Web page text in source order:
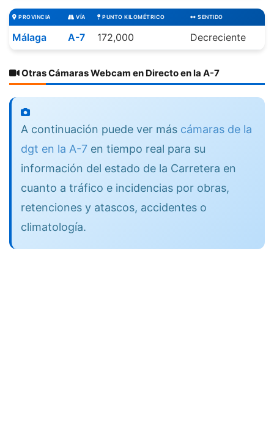
PROVINCIA VÍA PUNTO KILOMÉTRICO SENTIDO
Málaga A-7 172,000 Decreciente
Otras Cámaras Webcam en Directo en la A-7
A continuación puede ver más cámaras de la
dgt en la A-7 en tiempo real para su
información del estado de la Carretera en
cuanto a tráfico e incidencias por obras,
retenciones y atascos, accidentes o
climatología.